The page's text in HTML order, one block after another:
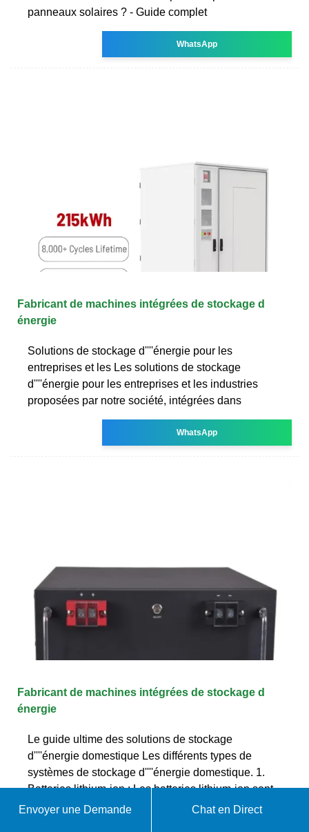
panneaux solaires ? - Guide complet
WhatsApp
Fabricant de machines intégrées de stockage d
énergie
Solutions de stockage d''''énergie pour les
entreprises et les Les solutions de stockage
d''''énergie pour les entreprises et les industries
proposées par notre société, intégrées dans
WhatsApp
Fabricant de machines intégrées de stockage d
énergie
Le guide ultime des solutions de stockage
d''''énergie domestique Les différents types de
systèmes de stockage d''''énergie domestique. 1.
Batteries lithium-ion : Les batteries lithium-ion sont
une
Envoyer une Demande Chat en Direct